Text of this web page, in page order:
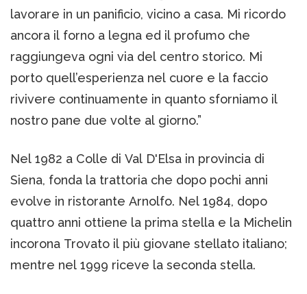
lavorare in un panificio, vicino a casa. Mi ricordo
ancora il forno a legna ed il profumo che
raggiungeva ogni via del centro storico. Mi
porto quell’esperienza nel cuore e la faccio
rivivere continuamente in quanto sforniamo il
nostro pane due volte al giorno.”
Nel 1982 a Colle di Val D'Elsa in provincia di
Siena, fonda la trattoria che dopo pochi anni
evolve in ristorante Arnolfo. Nel 1984, dopo
quattro anni ottiene la prima stella e la Michelin
incorona Trovato il più giovane stellato italiano;
mentre nel 1999 riceve la seconda stella.